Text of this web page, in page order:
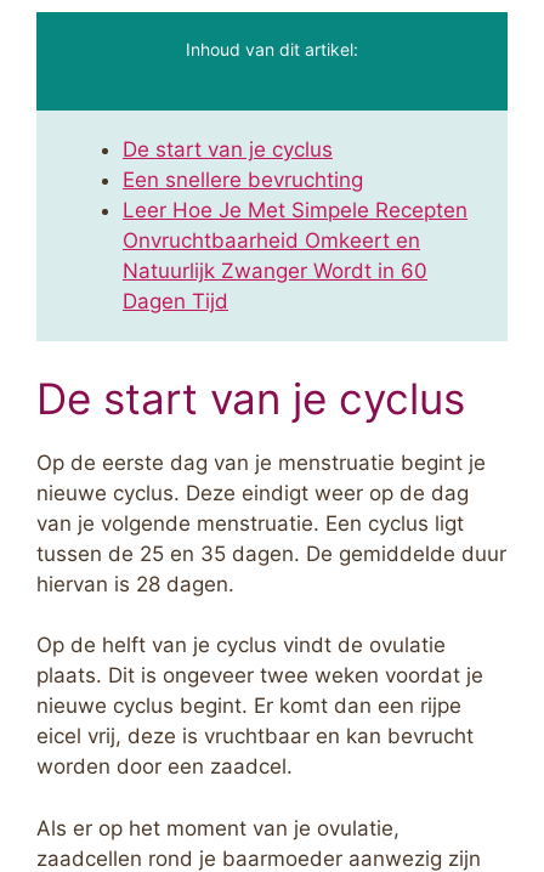
Inhoud van dit artikel:
De start van je cyclus
Een snellere bevruchting
Leer Hoe Je Met Simpele Recepten
Onvruchtbaarheid Omkeert en
Natuurlijk Zwanger Wordt in 60
Dagen Tijd
De start van je cyclus
Op de eerste dag van je menstruatie begint je
nieuwe cyclus. Deze eindigt weer op de dag
van je volgende menstruatie. Een cyclus ligt
tussen de 25 en 35 dagen. De gemiddelde duur
hiervan is 28 dagen.
Op de helft van je cyclus vindt de ovulatie
plaats. Dit is ongeveer twee weken voordat je
nieuwe cyclus begint. Er komt dan een rijpe
eicel vrij, deze is vruchtbaar en kan bevrucht
worden door een zaadcel.
Als er op het moment van je ovulatie,
zaadcellen rond je baarmoeder aanwezig zijn